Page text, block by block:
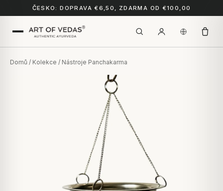
ČESKO: DOPRAVA €6,50, ZDARMA OD €100,00
Domů / Kolekce / Nástroje Panchakarma